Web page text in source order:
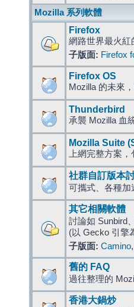
Mozilla 系列軟體
Firefox
網路世界最火紅
子版面: Firefox
Firefox OS
Mozilla 的未來
Thunderbird
承襲 Mozilla 血
Mozilla Suite
上網完整方案
社群自訂版本
可攜式、各種加
其它相關軟體
討論如 Sunbird
(以 Gecko 引擎
子版面: Camino,
舊的 FAQ
過往整理的
香港大鍋炒